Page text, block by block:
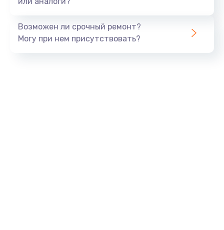
550 руб.
Возможен ли срочный ремонт?
Могу при нем присутствовать?